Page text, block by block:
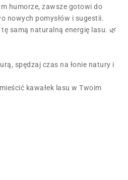
humorze, zawsze gotowi do
nowych pomysłów i sugestii.
samą naturalną energię lasu. 🌿
spędzaj czas na łonie natury i
kawałek lasu w Twoim